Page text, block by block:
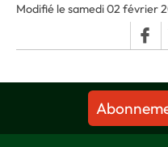
Modifié le samedi 02 février